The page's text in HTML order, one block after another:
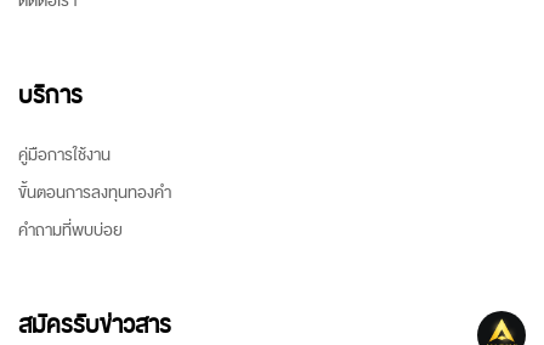
บริการ
คู่มือการใช้งาน
ขั้นตอนการลงทุนทองคำ
คำถามที่พบบ่อย
สมัครรับข่าวสาร